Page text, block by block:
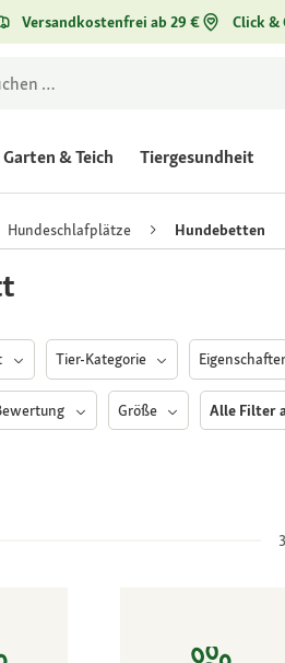
Versandkostenfrei ab 29 € Click &
Garten & Teich Tiergesundheit
Hundeschlafplätze Hundebetten
Tier-Kategorie
Größe Alle Filter